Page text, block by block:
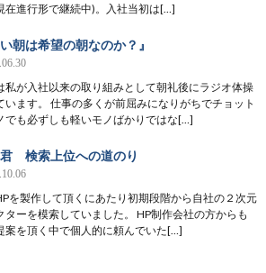
在進行形で継続中)。入社当初は[…]
い朝は希望の朝なのか？』
私が入社以来の取り組みとして朝礼後にラジオ体操
います。 仕事の多くが前屈みになりがちでチョット
でも必ずしも軽いモノばかりではな[…]
検索上位への道のり
を製作して頂くにあたり初期段階から自社の２次元
ターを模索していました。 HP制作会社の方からも
案を頂く中で個人的に頼んでいた[…]